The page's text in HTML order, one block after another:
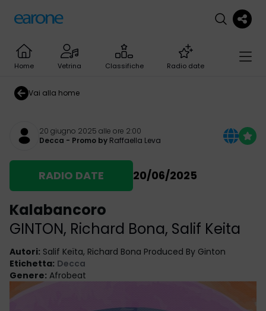
Home Vetrina Classifiche Radio date
Vai alla home
20 giugno 2025 alle ore 2:00
Decca - Promo by Raffaella Leva
RADIO DATE 20/06/2025
Kalabancoro
GINTON, Richard Bona, Salif Keita
Autori: Salif Keïta, Richard Bona Produced By Ginton
Etichetta: Decca
Genere: Afrobeat